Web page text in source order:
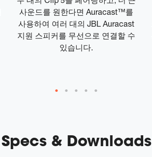
사운드를 원한다면 Auracast™를
사용하여 여러 대의 JBL Auracast
지원 스피커를 무선으로 연결할 수
있습니다.
Specs & Downloads